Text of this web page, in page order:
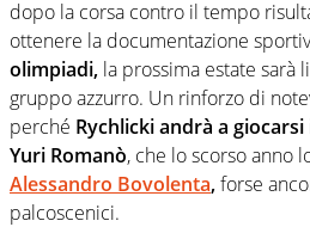
dopo la corsa contro il tempo
ottenere la documentazione
olimpiadi, la prossima estate sarà
gruppo azzurro. Un rinforzo di
perché Rychlicki andrà a
Yuri Romanò, che lo scorso anno
Alessandro Bovolenta,forse
palcoscenici.